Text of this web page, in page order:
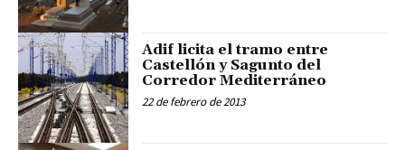
Adif licita el tramo entre
Castellón y Sagunto del
Corredor Mediterráneo
22 de febrero de 2013